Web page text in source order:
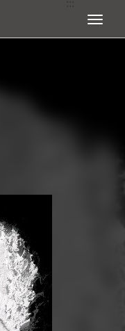
展開選單